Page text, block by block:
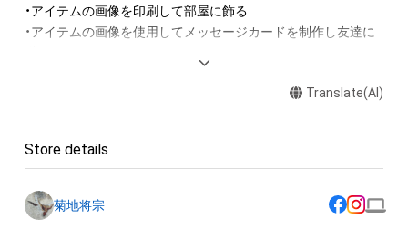
・アイテムの画像を印刷して部屋に飾る
・アイテムの画像を使用してメッセージカードを制作し友達に
・本アイテムに関する創作物(画像および映像、音楽、商標または
権(著作権、特許権、実用新案権、商標権、意匠権その他の知的財
産権(それらの権利を取得し、又はそれらの権利につき登録等を
Translate(AI)
Store details
菊地将宗